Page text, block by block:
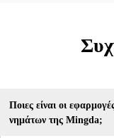
Ποιες είναι οι
νημάτων της Mingda;